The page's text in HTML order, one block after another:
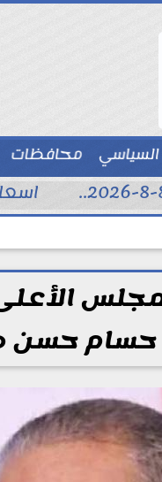
السياسي محافظات
اسعار
حسن